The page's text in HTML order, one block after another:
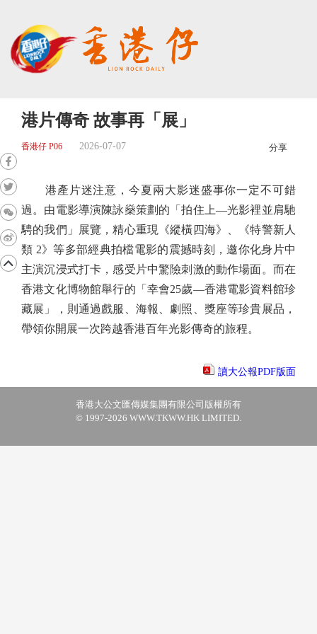
港片傳奇 故事再「展」
香港仔 P06 2026-07-07 分享
港產片迷注意，今夏兩大影迷盛事你一定不可錯
過。由電影導演陳詠燊策劃的「拍住上—光影裡並肩馳
騁的我們」展覽，精心重現《縱橫四海》、《特警新人
類 2》等多部經典拍檔電影的震撼時刻，邀你化身片中
主演沉浸式打卡，感受片中驚險刺激的動作場面。而在
香港文化博物館舉行的「幸會25歲—香港電影資料館珍
藏展」，則通過戲服、海報、劇照、獎座等珍貴展品，
帶領你開展一次跨越香港百年光影傳奇的旅程。
讀大公報PDF版面
香港大公文匯傳媒集團有限公司版權所有
© 1997-2026 WWW.TKWW.HK LIMITED.